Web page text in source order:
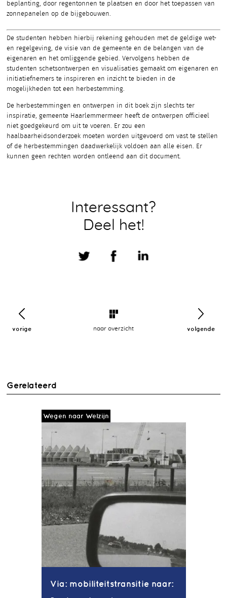
beplanting, door regentonnen te plaatsen en door het toepassen van
zonnepanelen op de bijgebouwen.
De studenten hebben hierbij rekening gehouden met de geldige wet-
en regelgeving, de visie van de gemeente en de belangen van de
eigenaren en het omliggende gebied. Vervolgens hebben de
studenten schetsontwerpen en visualisaties gemaakt om eigenaren en
initiatiefnemers te inspireren en inzicht te bieden in de
mogelijkheden tot een herbestemming.
De herbestemmingen en ontwerpen in dit boek zijn slechts ter
inspiratie, gemeente Haarlemmermeer heeft de ontwerpen officieel
niet goedgekeurd om uit te voeren. Er zou een
haalbaarheidsonderzoek moeten worden uitgevoerd om vast te stellen
of de herbestemmingen daadwerkelijk voldoen aan alle eisen. Er
kunnen geen rechten worden ontleend aan dit document.
Interessant?
Deel het!
vorige naar overzicht volgende
Gerelateerd
Wegen naar Welzijn
Via: mobiliteitstransitie naar: